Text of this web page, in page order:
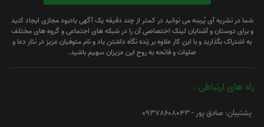
شما در نشریه آی پُرسِه می توانید در کمتر از چند دقیقه یک آگهی یادبود مجازی ایجاد کنید
و برای دوستان و آشنایان لینک اختصاصی آن را در شبکه های اجتماعی و گروه های مختلف
به اشتراک بگذارید و با این کار علاوه بر زنده نگاه داشتن یاد و نام متوفیان عزیز در نثار دعا و
صلوات و فاتحه به روح این عزیزان سهیم باشید.
راه های ارتباطی :
پشتیبان: صادق پور - 09378608043